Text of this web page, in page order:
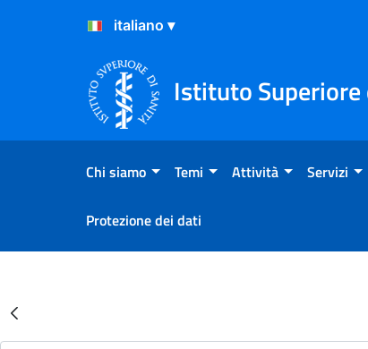
Salta al Contenuto
Salta al Footer
Istituto Superiore
Chi siamo Temi Attività Servizi
Protezione dei dati
Risultati della Ricerca -